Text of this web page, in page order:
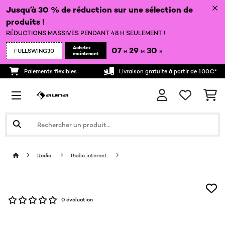
Jusqu’à 30 % de réduction sur une sélection de
produits !
RÉDUCTIONS MASSIVES PENDANT 48 H SEULEMENT !
FULLSWING30
Achetez
maintenant
07 H 29 M 30 S
Paiements flexibles Livraison gratuite à partir de 100€*
Radio Radio internet
0 évaluation